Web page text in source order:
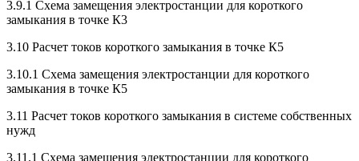
3.9.1 Схема замещения электростанции для короткого
замыкания в точке К3
3.10 Расчет токов короткого замыкания в точке К5
3.10.1 Схема замещения электростанции для короткого
замыкания в точке К5
3.11 Расчет токов короткого замыкания в системе собственных
нужд
3.11.1 Схема замещения электростанции для короткого